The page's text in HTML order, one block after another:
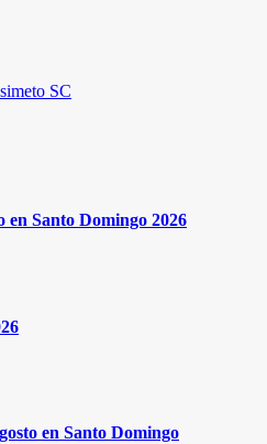
SC
en Santo Domingo 2026
en Santo Domingo